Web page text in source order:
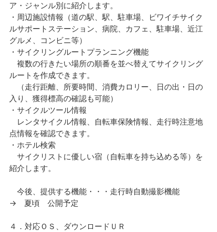
ア・ジャンル別に紹介します。
・周辺施設情報（道の駅、駅、駐車場、ビワイチサイク
ルサポートステーション、病院、カフェ、駐車場、近江
グルメ、コンビニ等）
・サイクリングルートプランニング機能
複数の行きたい場所の順番を並べ替えてサイクリング
ルートを作成できます。
（走行距離、所要時間、消費カロリー、日の出・日の
入り、獲得標高の確認も可能）
・サイクルツール情報
レンタサイクル情報、自転車保険情報、走行時注意地
点情報を確認できます。
・ホテル検索
サイクリストに優しい宿（自転車を持ち込める等）を
紹介します。
今後、提供する機能・・・走行時自動撮影機能
→ 夏頃 公開予定
４．対応ＯＳ、ダウンロードＵＲ